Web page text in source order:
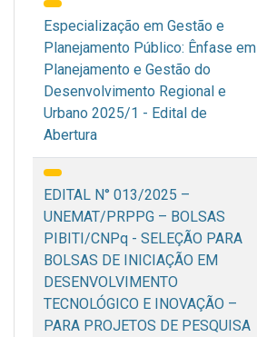
Especialização em Gestão e
Planejamento Público: Ênfase em
Planejamento e Gestão do
Desenvolvimento Regional e
Urbano 2025/1 - Edital de
Abertura
EDITAL N° 013/2025 –
UNEMAT/PRPPG – BOLSAS
PIBITI/CNPq - SELEÇÃO PARA
BOLSAS DE INICIAÇÃO EM
DESENVOLVIMENTO
TECNOLÓGICO E INOVAÇÃO –
PARA PROJETOS DE PESQUISA